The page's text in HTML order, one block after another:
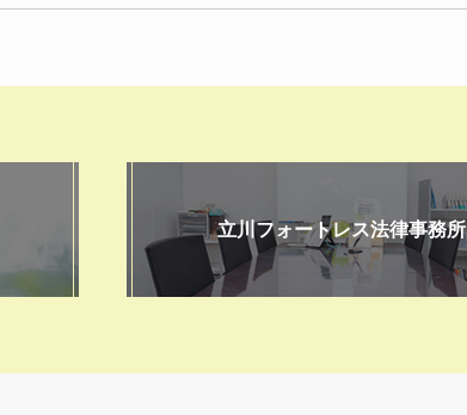
立川フォートレス法律事務所